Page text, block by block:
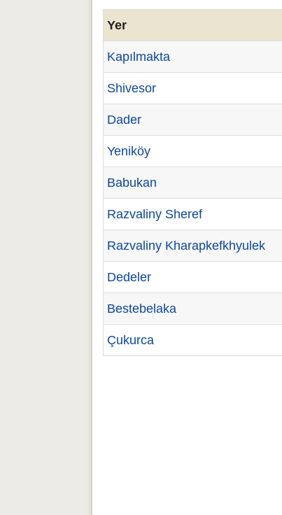
Yer
Kapılmakta
Shivesor
Dader
Yeniköy
Babukan
Razvaliny Sheref
Razvaliny Kharapkefkhyulek
Dedeler
Bestebelaka
Çukurca